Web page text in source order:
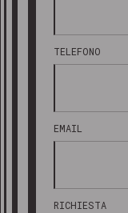
TELEFONO
EMAIL
RICHIESTA